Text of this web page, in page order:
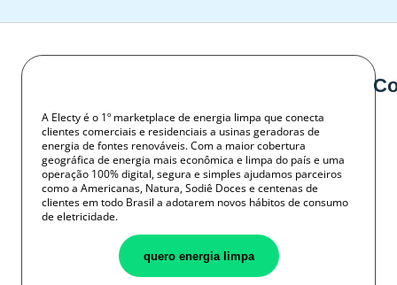
A Electy é o 1º marketplace de energia limpa que conecta
clientes comerciais e residenciais a usinas geradoras de
energia de fontes renováveis. Com a maior cobertura
geográfica de energia mais econômica e limpa do país e uma
operação 100% digital, segura e simples ajudamos parceiros
como a Americanas, Natura, Sodiê Doces e centenas de
clientes em todo Brasil a adotarem novos hábitos de consumo
de eletricidade.
quero energia limpa